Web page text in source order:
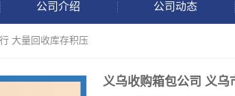
公司介绍 公司动态
大量回收库存积压
义乌收购箱包公司 义乌